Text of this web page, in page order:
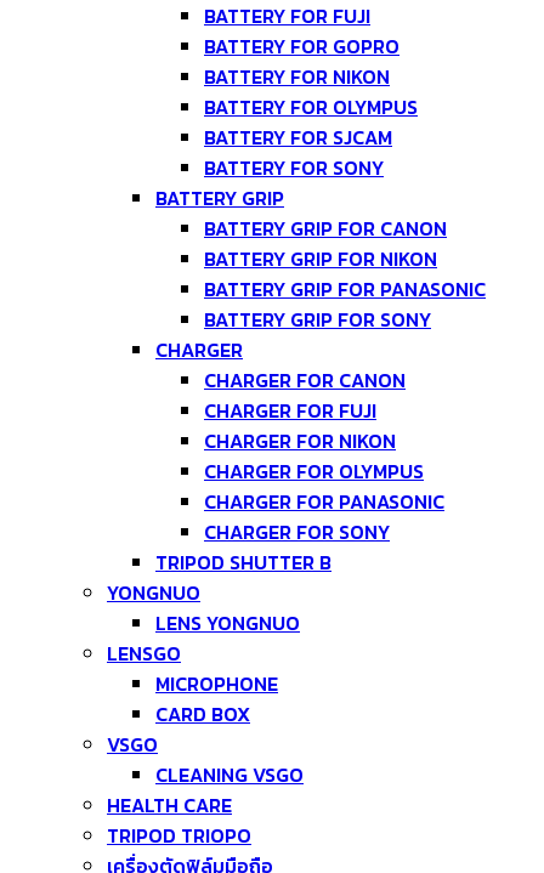
BATTERY FOR FUJI
BATTERY FOR GOPRO
BATTERY FOR NIKON
BATTERY FOR OLYMPUS
BATTERY FOR SJCAM
BATTERY FOR SONY
BATTERY GRIP
BATTERY GRIP FOR CANON
BATTERY GRIP FOR NIKON
BATTERY GRIP FOR PANASONIC
BATTERY GRIP FOR SONY
CHARGER
CHARGER FOR CANON
CHARGER FOR FUJI
CHARGER FOR NIKON
CHARGER FOR OLYMPUS
CHARGER FOR PANASONIC
CHARGER FOR SONY
TRIPOD SHUTTER B
YONGNUO
LENS YONGNUO
LENSGO
MICROPHONE
CARD BOX
VSGO
CLEANING VSGO
HEALTH CARE
TRIPOD TRIOPO
เครื่องตัดฟิล์มมือถือ